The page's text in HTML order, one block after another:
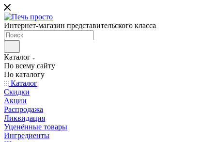
Интернет-магазин представительского класса
Каталог
По всему сайту
По каталогу
Каталог
Скидки
Акции
Распродажа
Ликвидация
Уценённые товары
Ингредиенты